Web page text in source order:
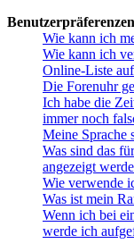
Wie kann ich
Wie kann ich
Online-Liste
Die Forenuhr
Ich habe die
immer noch
Meine Sprache
Was sind das
angezeigt
Wie verwende
Was ist mein
Wenn ich bei
werde ich